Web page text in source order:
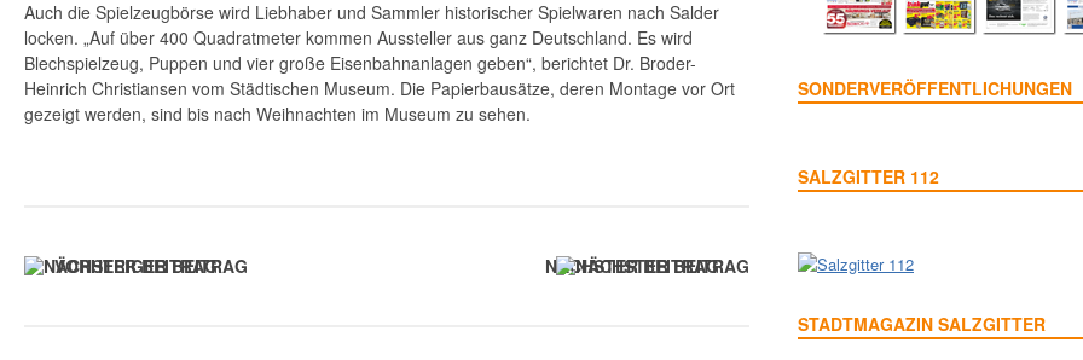
Auch die Spielzeugbörse wird Liebhaber und Sammler historischer Spielwaren nach Salder
locken. „Auf über 400 Quadratmeter kommen Aussteller aus ganz Deutschland. Es wird
Blechspielzeug, Puppen und vier große Eisenbahnanlagen geben“, berichtet Dr. Broder-
Heinrich Christiansen vom Städtischen Museum. Die Papierbausätze, deren Montage vor Ort
gezeigt werden, sind bis nach Weihnachten im Museum zu sehen.
VORHERIGER BEITRAG NÄCHSTER BEITRAG
SONDERVERÖFFENTLICHUNGEN
SALZGITTER 112
STADTMAGAZIN SALZGITTER